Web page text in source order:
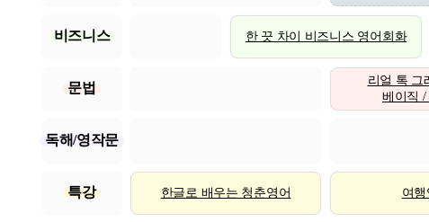
비즈니스 한 끗 차이 비즈니스 영어회화
문법
리얼 톡 그
베이직 /
독해/영작문
특강 한글로 배우는 청춘영어 여행